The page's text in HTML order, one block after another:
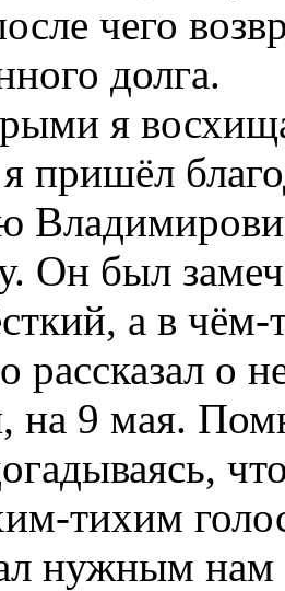
чего
долга.
я
пришёл
Он был
а в
рассказал о
на 9 мая.
тихим
нужным нам